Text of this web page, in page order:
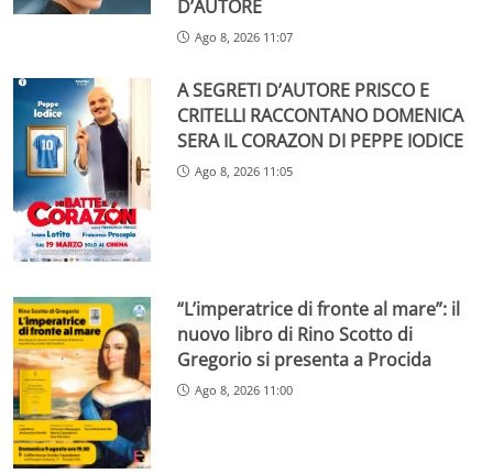
D’AUTORE
Ago 8, 2026 11:07
A SEGRETI D’AUTORE PRISCO E
CRITELLI RACCONTANO DOMENICA
SERA IL CORAZON DI PEPPE IODICE
Ago 8, 2026 11:05
“L’imperatrice di fronte al mare”: il
nuovo libro di Rino Scotto di
Gregorio si presenta a Procida
Ago 8, 2026 11:00